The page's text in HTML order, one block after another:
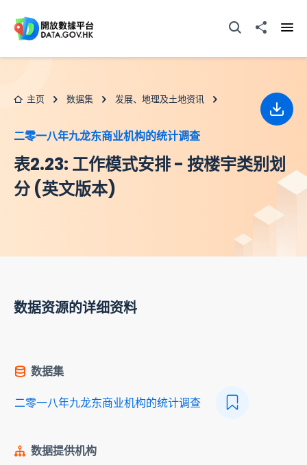
打开搜寻器分享至
主页 数据集 发展、地理及土地资讯
二零一八年九龙东商业机构的统计调查
表2.23: 工作模式安排 - 按楼宇类别划
分 (英文版本)
下载
数据资源的详细资料
数据集
二零一八年九龙东商业机构的统计调查
数据提供机构